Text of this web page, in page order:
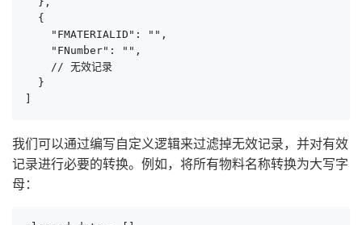
  {
    "FMATERIALID": "",
    "FNumber": "",
    // 无效记录
  }
我们可以通过编写自定义逻辑来过滤掉无效记录，并对有效
记录进行必要的转换。例如，将所有物料名称转换为大写字
母：